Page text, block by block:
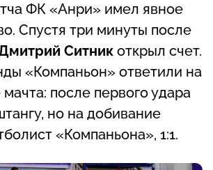
ФК «Анри» имел явное
Спустя три минуты после
Ситник открыл счет.
«Компаньон» ответили на
после первого удара
но на добивание
«Компаньона», 1:1.